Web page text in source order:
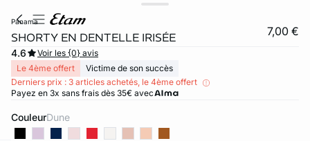
panama
SHORTY EN DENTELLE IRISÉE 7,00 €
4.6
Voir les {0} avis
Le 4ème offert
Victime de son succès
Derniers prix : 3 articles achetés, le 4ème offert
Payez en 3x sans frais dès 35€ avec
Couleur dune